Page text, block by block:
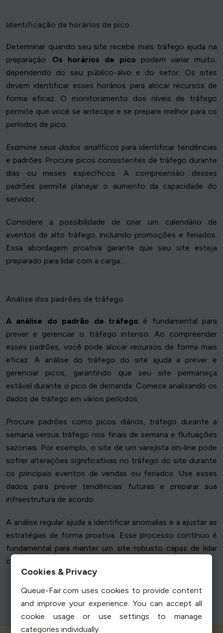
Identificação de horários de pico
Determinar quando seu site recebe mais tráfego ajuda na
preparação. Os horários de pico podem variar muito,
dependendo do seu público-alvo e do setor. Os sites
devem identificar esses horários para alocar recursos de
forma eficaz. O monitoramento dos níveis de tráfego
permite que você se antecipe e se prepare melhor para os
períodos de pico.
Examine seus dados analíticos para identificar tendências
e padrões. Procure picos consistentes de tráfego durante
dias ou meses específicos. A compreensão desses
padrões permite planejar o aumento da capacidade do
servidor.
Considere a possibilidade de criar um calendário de
eventos de alto tráfego, incluindo promoções e feriados.
Essa abordagem proativa garante que seu site esteja
preparado para lidar com a carga.
Análise dos padrões de tráfego
A análise do padrão de tráfego é fundamental para
prever e gerenciar o tráfego intenso. Ao compreender
esses padrões, você pode alocar recursos de forma mais
eficaz. A análise do tráfego do site ajuda a prever e
gerenciar picos, garantindo que seu site permaneça
estável durante o pico de demanda. Comece analisando os
dados de tráfego em vários períodos.
Procure padrões como picos diários, tráfego durante a
semana versus tráfego nos finais de semana e flutuações
sazonais. Por exemplo, o site de um varejista on-line pode
sofrer alterações significativas no tráfego do site durante
os principais eventos de vendas ou feriados. Use esses
dados para prever tendências futuras e preparar sua
infraestrutura de acordo.
A análise regular ajuda a identificar anomalias e a ajustar as
estratégias de forma proativa. Esse processo contínuo é
fundamental para manter um site robusto capaz de lidar
com picos de demanda.
Cookies & Privacy
Queue-Fair.com uses cookies to provide content
and improve your experience. You can accept all
cookie usage or use settings to manage
categories individually.